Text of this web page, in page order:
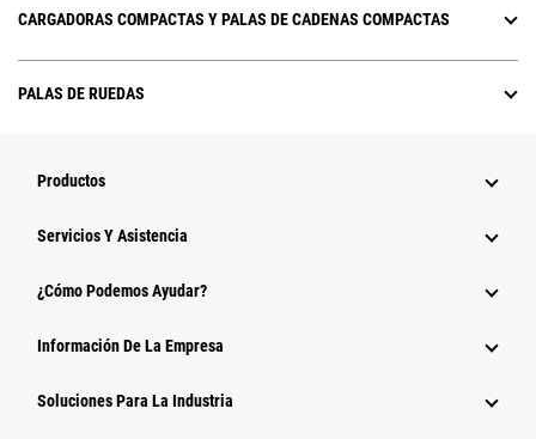
CARGADORAS COMPACTAS Y PALAS DE CADENAS COMPACTAS
PALAS DE RUEDAS
Productos
Servicios Y Asistencia
¿Cómo Podemos Ayudar?
Información De La Empresa
Soluciones Para La Industria